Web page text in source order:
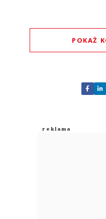
POKAŻ
Nie
Zostaw